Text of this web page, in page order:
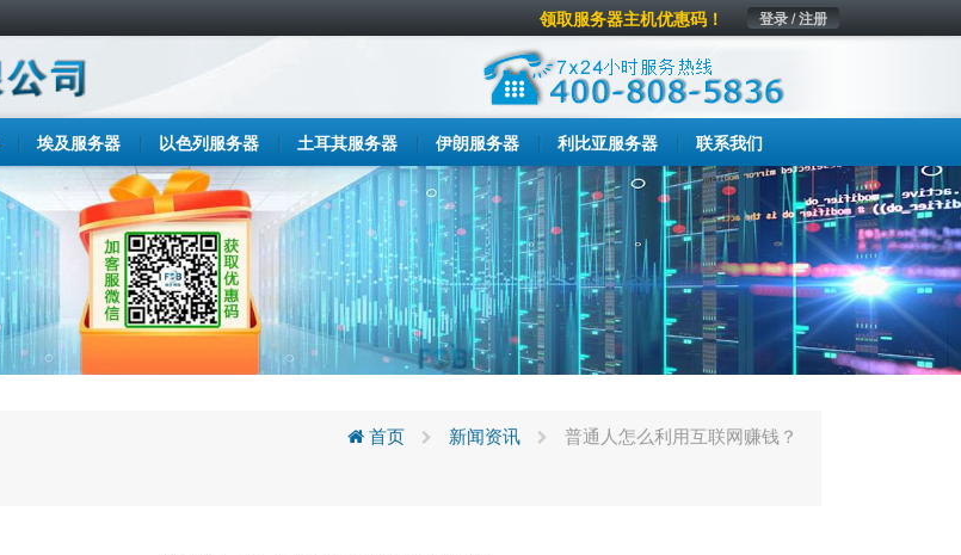
登录 / 注册
领取服务器主机优惠码！
埃及服务器 以色列服务器 土耳其服务器 伊朗服务器 利比亚服务器 联系我们
首页 新闻资讯 普通人怎么利用互联网赚钱？